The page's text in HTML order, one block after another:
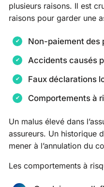
plusieurs raisons. Il est
raisons pour garder une
Non-paiement des
Accidents causés
Faux déclarations
Comportements à
Un malus élevé dans
assureurs. Un historique
mener à l’annulation du
Les comportements à